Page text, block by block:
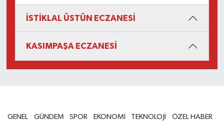
İSTİKLAL ÜSTÜN ECZANESİ
KASIMPAŞA ECZANESİ
GENEL GÜNDEM SPOR EKONOMİ TEKNOLOJİ
ÖZEL HABER